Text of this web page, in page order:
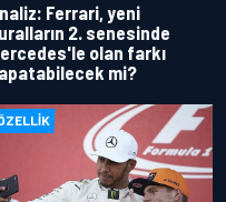
Ferrari, yeni
2. senesinde
olan farkı
mi?